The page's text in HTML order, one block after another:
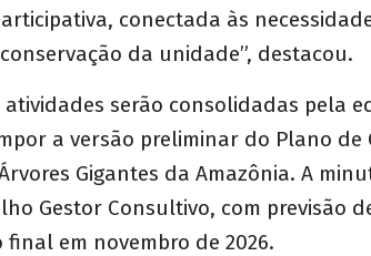
conectada às
da unidade”, destacou.
serão consolidadas pela
a versão preliminar do Plano de
Gigantes da Amazônia. A
Gestor Consultivo, com previsão
em novembro de 2026.